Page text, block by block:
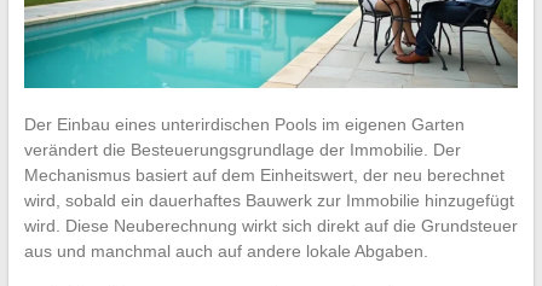
Der Einbau eines unterirdischen Pools im eigenen Garten
verändert die Besteuerungsgrundlage der Immobilie. Der
Mechanismus basiert auf dem Einheitswert, der neu berechnet
wird, sobald ein dauerhaftes Bauwerk zur Immobilie hinzugefügt
wird. Diese Neuberechnung wirkt sich direkt auf die Grundsteuer
aus und manchmal auch auf andere lokale Abgaben.